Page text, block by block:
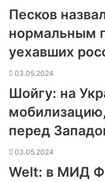
Песков
нормальным
уехавших
03.05.2024
Шойгу: на
перед
03.05.2024
Welt: в МИД